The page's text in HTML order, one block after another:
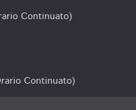
Continuato)
Continuato)